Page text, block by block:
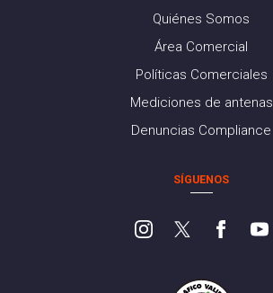
Quiénes Somos
Área Comercial
Políticas Comerciales
Mediciones de antenas
Denuncias Compliance
SÍGUENOS